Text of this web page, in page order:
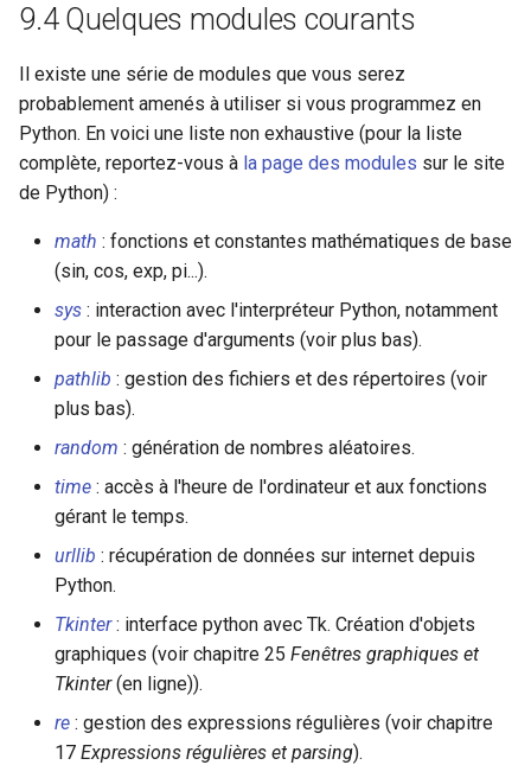
9.4 Quelques modules courants
Il existe une série de modules que vous serez
probablement amenés à utiliser si vous programmez en
Python. En voici une liste non exhaustive (pour la liste
complète, reportez-vous à la page des modules sur le site
de Python) :
math : fonctions et constantes mathématiques de base
(sin, cos, exp, pi...).
sys : interaction avec l'interpréteur Python, notamment
pour le passage d'arguments (voir plus bas).
pathlib : gestion des fichiers et des répertoires (voir
plus bas).
random : génération de nombres aléatoires.
time : accès à l'heure de l'ordinateur et aux fonctions
gérant le temps.
urllib : récupération de données sur internet depuis
Python.
Tkinter: interface python avec Tk. Création d'objets
graphiques (voir chapitre 25 Fenêtres graphiques et
Tkinter(en ligne)).
re : gestion des expressions régulières (voir chapitre
17 Expressions régulières et parsing).